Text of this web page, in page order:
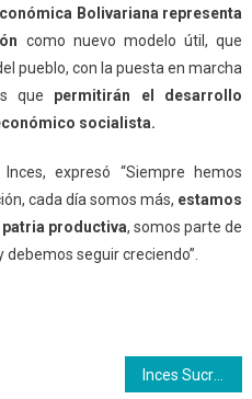
Bolivariana representa
como nuevo modelo útil, que
pueblo, con la puesta en marcha
que permitirán el desarrollo
socialista.
expresó “Siempre hemos
cada día somos más, estamos
productiva, somos parte de
seguir creciendo”.
Inces Sucre y Fundasalud coordinan acciones para rescatar hospital de Cumaná